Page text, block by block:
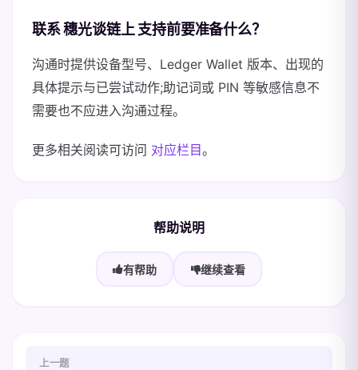
联系 穗光谈链上 支持前要准备什么？
沟通时提供设备型号、Ledger Wallet 版本、出现的
具体提示与已尝试动作;助记词或 PIN 等敏感信息不
需要也不应进入沟通过程。
更多相关阅读可访问 对应栏目。
帮助说明
有帮助 继续查看
上一题